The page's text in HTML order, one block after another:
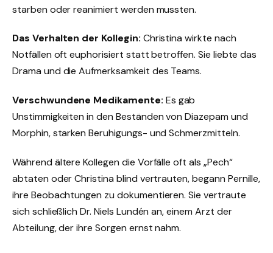
starben oder reanimiert werden mussten.
Das Verhalten der Kollegin: Christina wirkte nach
Notfällen oft euphorisiert statt betroffen. Sie liebte das
Drama und die Aufmerksamkeit des Teams.
Verschwundene Medikamente: Es gab
Unstimmigkeiten in den Beständen von Diazepam und
Morphin, starken Beruhigungs- und Schmerzmitteln.
Während ältere Kollegen die Vorfälle oft als „Pech“
abtaten oder Christina blind vertrauten, begann Pernille,
ihre Beobachtungen zu dokumentieren. Sie vertraute
sich schließlich Dr. Niels Lundén an, einem Arzt der
Abteilung, der ihre Sorgen ernst nahm.